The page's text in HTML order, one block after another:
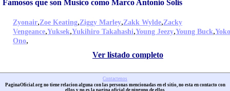
Famosos que son Musico como Marco Antonio Solis
Zyonair,Zoe Keating,Ziggy Marley,Zakk Wylde,Zacky
Vengeance,Yuksek,Yukihiro Takahashi,Young Jeezy,Young Buck,Yoko
Ono,
Ver listado completo
Contactenos
PaginaOficial.org no tiene relacion alguna con las personas mencionadas en el sitio, no esta en contacto con